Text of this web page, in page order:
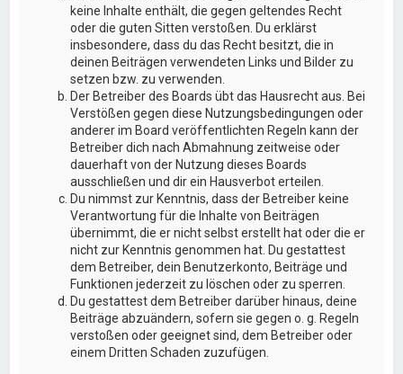
keine Inhalte enthält, die gegen geltendes Recht
oder die guten Sitten verstoßen. Du erklärst
insbesondere, dass du das Recht besitzt, die in
deinen Beiträgen verwendeten Links und Bilder zu
setzen bzw. zu verwenden.
Der Betreiber des Boards übt das Hausrecht aus. Bei
Verstößen gegen diese Nutzungsbedingungen oder
anderer im Board veröffentlichten Regeln kann der
Betreiber dich nach Abmahnung zeitweise oder
dauerhaft von der Nutzung dieses Boards
ausschließen und dir ein Hausverbot erteilen.
Du nimmst zur Kenntnis, dass der Betreiber keine
Verantwortung für die Inhalte von Beiträgen
übernimmt, die er nicht selbst erstellt hat oder die er
nicht zur Kenntnis genommen hat. Du gestattest
dem Betreiber, dein Benutzerkonto, Beiträge und
Funktionen jederzeit zu löschen oder zu sperren.
Du gestattest dem Betreiber darüber hinaus, deine
Beiträge abzuändern, sofern sie gegen o. g. Regeln
verstoßen oder geeignet sind, dem Betreiber oder
einem Dritten Schaden zuzufügen.